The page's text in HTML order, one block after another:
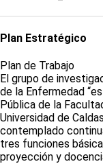
Plan Estratégico
Plan de Trabajo
El grupo de
de la Enfermedad
Pública de la
Universidad de
contemplado
tres funciones
proyección y